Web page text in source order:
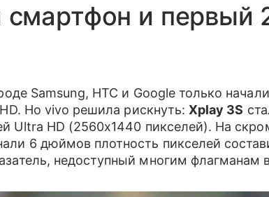
и первый
Samsung, HTC и Google только
Но vivo решила рискнуть: Xplay 3S
Ultra HD (2560х1440 пикселей). На
6 дюймов плотность пикселей
недоступный многим флагманам